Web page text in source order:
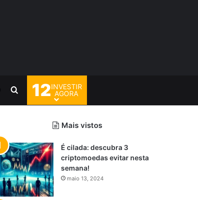
Procurar por
12INVESTIR
AGORA
Mais vistos
É cilada: descubra 3
criptomoedas evitar nesta
semana!
maio 13, 2024